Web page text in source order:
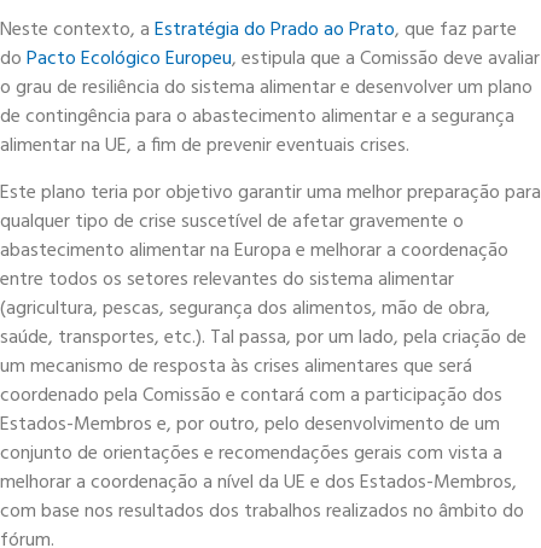
Neste contexto, aEstratégia do Prado ao Prato, que faz parte
doPacto Ecológico Europeu, estipula que a Comissão deve avaliar
o grau de resiliência do sistema alimentar e desenvolver um plano
de contingência para o abastecimento alimentar e a segurança
alimentar na UE, a fim de prevenir eventuais crises.
Este plano teria por objetivo garantir uma melhor preparação para
qualquer tipo de crise suscetível de afetar gravemente o
abastecimento alimentar na Europa e melhorar a coordenação
entre todos os setores relevantes do sistema alimentar
(agricultura, pescas, segurança dos alimentos, mão de obra,
saúde, transportes, etc.). Tal passa, por um lado, pela criação de
um mecanismo de resposta às crises alimentares que será
coordenado pela Comissão e contará com a participação dos
Estados-Membros e, por outro, pelo desenvolvimento de um
conjunto de orientações e recomendações gerais com vista a
melhorar a coordenação a nível da UE e dos Estados-Membros,
com base nos resultados dos trabalhos realizados no âmbito do
fórum.